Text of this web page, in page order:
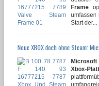
Frame
umfassen
Start der...
Neue XBOX doch ohne Steam:
Microsoft
Xbox-